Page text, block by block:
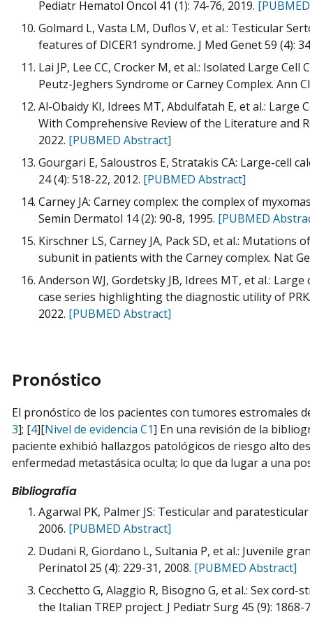
Pediatr Hematol Oncol 41 (1): 74-76, 2019.
Golmard L, Vasta LM, Duflos V, et al.: Testicular
features of DICER1 syndrome. J Med Genet 59 (4):
Lai JP, Lee CC, Crocker M, et al.: Isolated Large
Peutz-Jeghers Syndrome or Carney Complex. Ann
Al-Obaidy KI, Idrees MT, Abdulfatah E, et al.: Large
With Comprehensive Review of the Literature and
2022. [PUBMED Abstract]
Gourgari E, Saloustros E, Stratakis CA: Large-cell
24 (4): 518-22, 2012. [PUBMED Abstract]
Carney JA: Carney complex: the complex of
Semin Dermatol 14 (2): 90-8, 1995. [PUBMED
Kirschner LS, Carney JA, Pack SD, et al.:
subunit in patients with the Carney complex. Nat
Anderson WJ, Gordetsky JB, Idrees MT, et al.:
case series highlighting the diagnostic utility of
2022. [PUBMED Abstract]
Pronóstico
El pronóstico de los pacientes con tumores estromales
3]; [4][Nivel de evidencia C1] En una revisión de la
paciente exhibió hallazgos patológicos de riesgo alto
enfermedad metastásica oculta; lo que da lugar a una
Bibliografía
Agarwal PK, Palmer JS: Testicular and
2006. [PUBMED Abstract]
Dudani R, Giordano L, Sultania P, et al.: Juvenile
Perinatol 25 (4): 229-31, 2008. [PUBMED Abstract]
Cecchetto G, Alaggio R, Bisogno G, et al.: Sex
the Italian TREP project. J Pediatr Surg 45 (9): 1868-